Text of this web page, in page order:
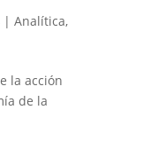
| Analítica,
la acción
de la